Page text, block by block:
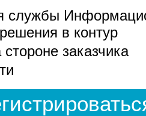
службы
в контур
заказчика